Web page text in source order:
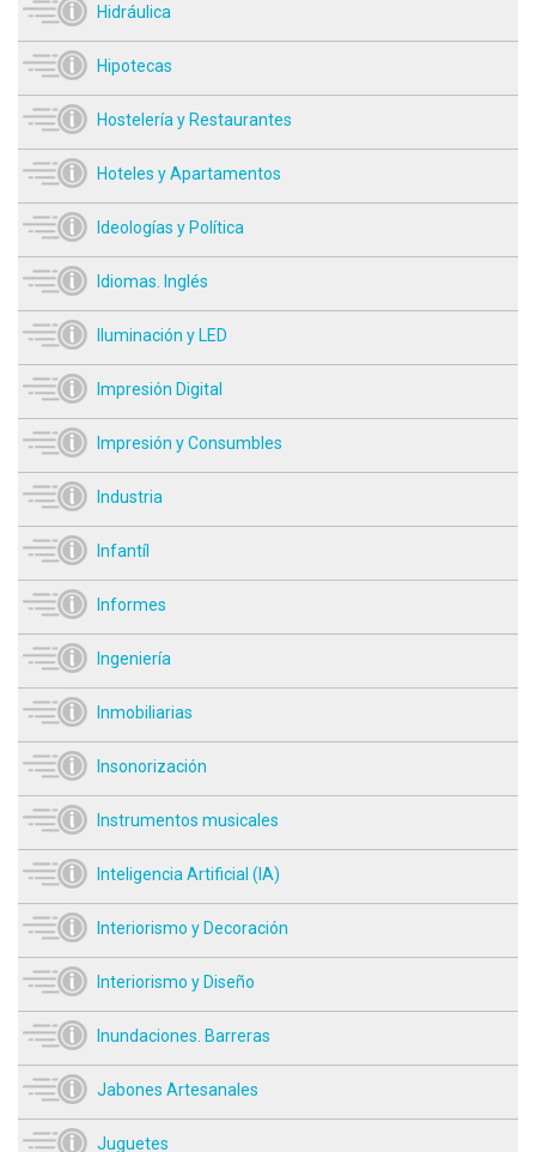
Hidráulica
Hipotecas
Hostelería y Restaurantes
Hoteles y Apartamentos
Ideologías y Política
Idiomas. Inglés
Iluminación y LED
Impresión Digital
Impresión y Consumbles
Industria
Infantíl
Informes
Ingeniería
Inmobiliarias
Insonorización
Instrumentos musicales
Inteligencia Artificial (IA)
Interiorismo y Decoración
Interiorismo y Diseño
Inundaciones. Barreras
Jabones Artesanales
Juguetes